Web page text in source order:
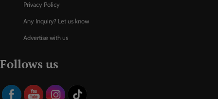
Privacy Policy
Any Inquiry? Let us know
Advertise with us
Follows us